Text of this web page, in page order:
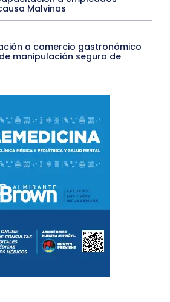
Malvinas
a comercio gastronómico
manipulación segura de